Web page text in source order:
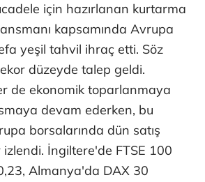
için hazırlanan kurtarma
kapsamında Avrupa
yeşil tahvil ihraç etti. Söz
düzeyde talep geldi.
de ekonomik toparlanmaya
devam ederken, bu
borsalarında dün satış
izlendi. İngiltere'de FTSE 100
Almanya'da DAX 30